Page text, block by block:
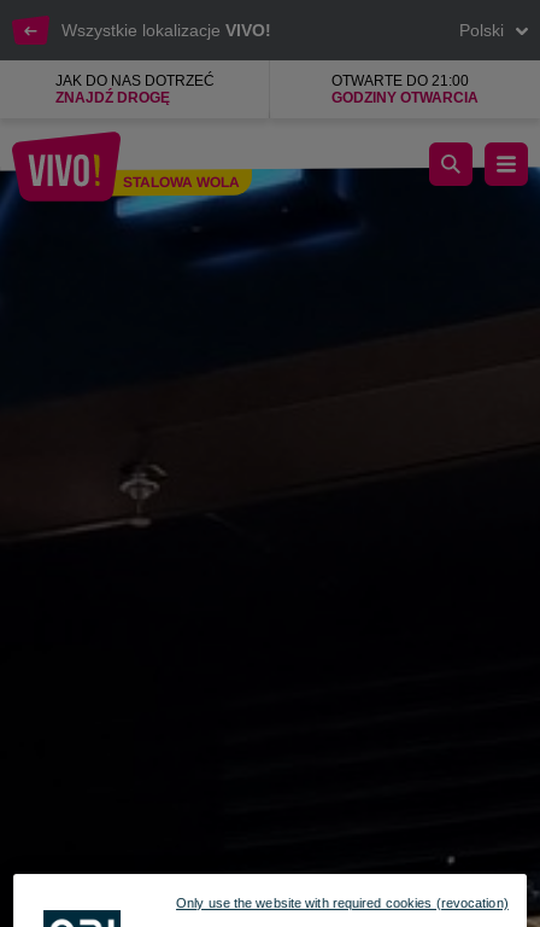
Wszystkie lokalizacje VIVO! Polski
JAK DO NAS DOTRZEĆ
ZNAJDŹ DROGĘ
OTWARTE DO 21:00
GODZINY OTWARCIA
Stalowa Wola
STALOWA WOLA
Najpiękniejsza biżuteria i zegarki
Only use the website with required cookies (revocation)